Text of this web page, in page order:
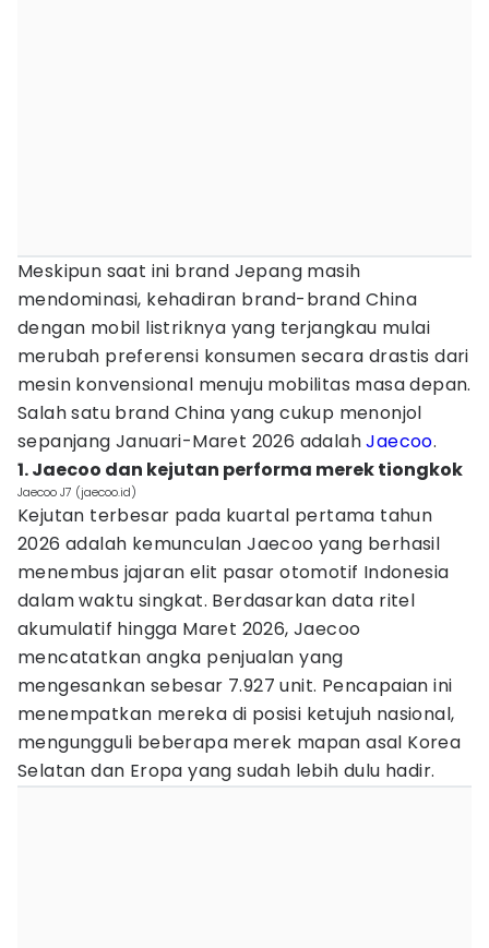
Meskipun saat ini brand Jepang masih
mendominasi, kehadiran brand-brand China
dengan mobil listriknya yang terjangkau mulai
merubah preferensi konsumen secara drastis dari
mesin konvensional menuju mobilitas masa depan.
Salah satu brand China yang cukup menonjol
sepanjang Januari-Maret 2026 adalahJaecoo.
1. Jaecoo dan kejutan performa merek tiongkok
Jaecoo J7 (jaecoo.id)
Kejutan terbesar pada kuartal pertama tahun
2026 adalah kemunculan Jaecoo yang berhasil
menembus jajaran elit pasar otomotif Indonesia
dalam waktu singkat. Berdasarkan data ritel
akumulatif hingga Maret 2026, Jaecoo
mencatatkan angka penjualan yang
mengesankan sebesar 7.927 unit. Pencapaian ini
menempatkan mereka di posisi ketujuh nasional,
mengungguli beberapa merek mapan asal Korea
Selatan dan Eropa yang sudah lebih dulu hadir.